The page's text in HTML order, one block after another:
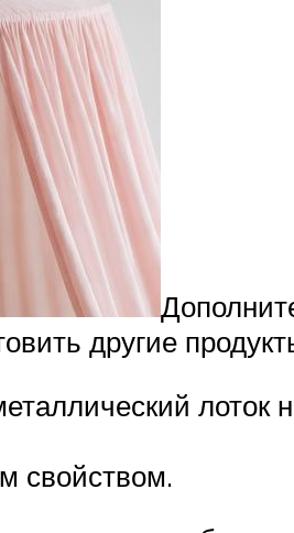
другие
лоток
свойством.